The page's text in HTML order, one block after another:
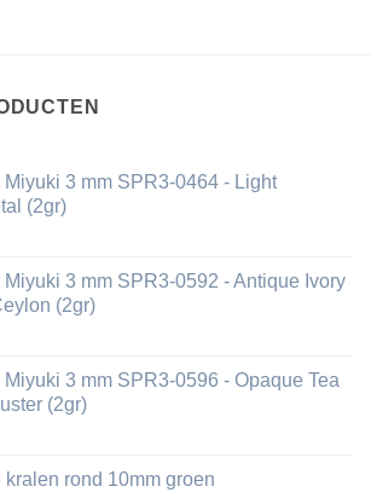
Miyuki 3 mm SPR3-0464 - Light
(2gr)
Miyuki 3 mm SPR3-0592 - Antique Ivory
(2gr)
Miyuki 3 mm SPR3-0596 - Opaque Tea
(2gr)
kralen rond 10mm groen